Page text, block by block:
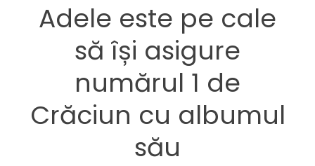
Adele este pe cale
să își asigure
numărul 1 de
Crăciun cu albumul
său